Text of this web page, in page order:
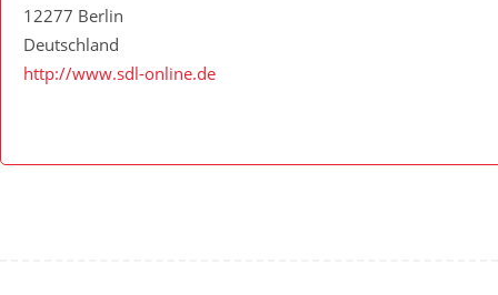
12277 Berlin
Deutschland
http://www.sdl-online.de